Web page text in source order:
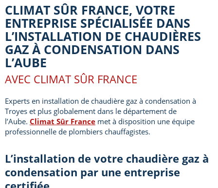
CLIMAT SÛR FRANCE, VOTRE
ENTREPRISE SPÉCIALISÉE DANS
L’INSTALLATION DE CHAUDIÈRES
GAZ À CONDENSATION DANS
L’AUBE
AVEC CLIMAT SÛR FRANCE
Experts en installation de chaudière gaz à condensation à
Troyes et plus globalement dans le département de
l’Aube. Climat Sûr France met à disposition une équipe
professionnelle de plombiers chauffagistes.
L’installation de votre chaudière gaz à
condensation par une entreprise